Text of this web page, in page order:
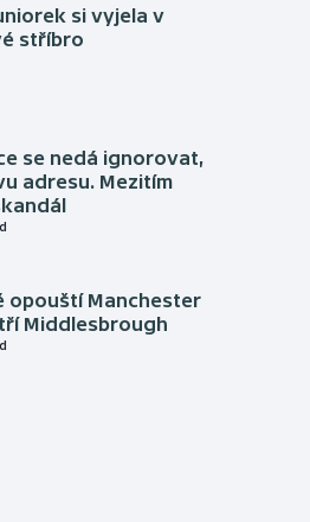
si vyjela v
stříbro
se nedá ignorovat,
adresu. Mezitím
opouští Manchester
Middlesbrough